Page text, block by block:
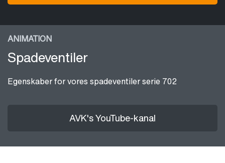
ANIMATION
Spadeventiler
Egenskaber for vores spadeventiler serie 702
AVK's YouTube-kanal